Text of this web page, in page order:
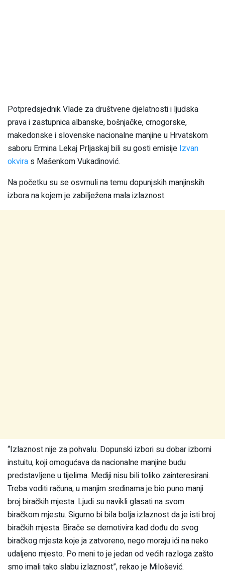
Potpredsjednik Vlade za društvene djelatnosti i ljudska
prava i zastupnica albanske, bošnjačke, crnogorske,
makedonske i slovenske nacionalne manjine u Hrvatskom
saboru Ermina Lekaj Prljaskaj bili su gosti emisije Izvan
okvira s Mašenkom Vukadinović.
Na početku su se osvrnuli na temu dopunjskih manjinskih
izbora na kojem je zabilježena mala izlaznost.
“Izlaznost nije za pohvalu. Dopunski izbori su dobar izborni
instuitu, koji omogućava da nacionalne manjine budu
predstavljene u tijelima. Mediji nisu bili toliko zainteresirani.
Treba voditi računa, u manjim sredinama je bio puno manji
broj biračkih mjesta. Ljudi su navikli glasati na svom
biračkom mjestu. Sigurno bi bila bolja izlaznost da je isti broj
biračkih mjesta. Birače se demotivira kad dođu do svog
biračkog mjesta koje ja zatvoreno, nego moraju ići na neko
udaljeno mjesto. Po meni to je jedan od većih razloga zašto
smo imali tako slabu izlaznost”, rekao je Milošević.